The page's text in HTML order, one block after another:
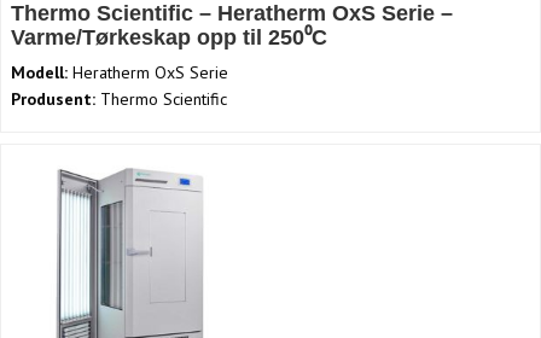
Thermo Scientific – Heratherm OxS Serie –
Varme/Tørkeskap opp til 250⁰C
Modell: Heratherm OxS Serie
Produsent: Thermo Scientific